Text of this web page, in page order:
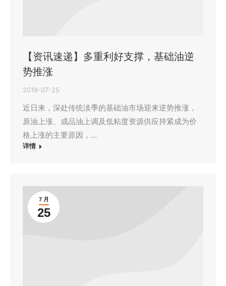
【资讯速递】多重利好支撑，基础油逆
势推涨
2019-07-25
近日来，深处传统淡季的基础油市场迎来逆势推涨，
原油上涨、成品油上调及低粘度资源供应持紧成为价
格上涨的主要原因，…
详情
7 月
25